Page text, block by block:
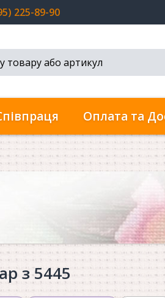
225-89-90
Оплата та
з 5445